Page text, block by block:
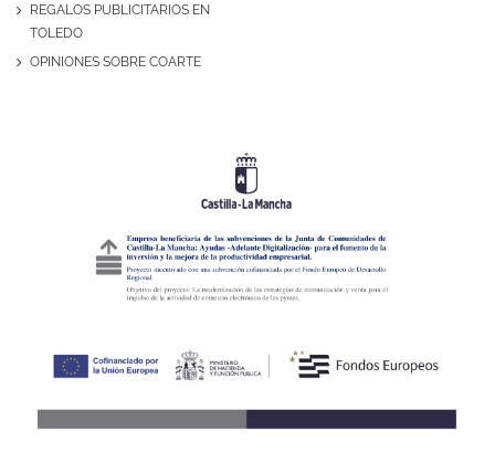
REGALOS PUBLICITARIOS EN
TOLEDO
OPINIONES SOBRE COARTE